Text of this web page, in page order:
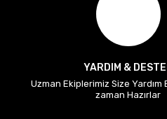
YARDIM &
Uzman Ekiplerimiz Size Yardım
zaman Hazırlar